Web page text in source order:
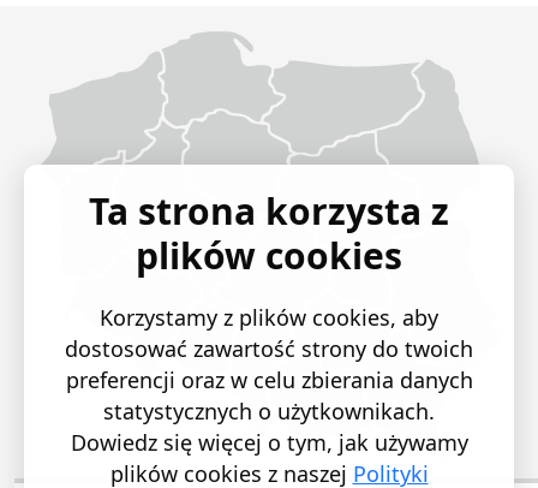
Ta strona korzysta z
plików cookies
Korzystamy z plików cookies, aby
dostosować zawartość strony do twoich
preferencji oraz w celu zbierania danych
statystycznych o użytkownikach.
Dowiedz się więcej o tym, jak używamy
plików cookies z naszej Polityki